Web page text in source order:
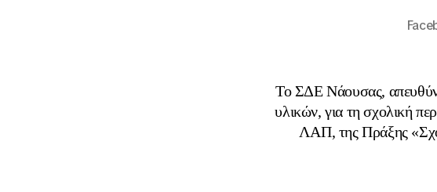
Το ΣΔΕ Νάουσας,
υλικών, για τη σχολική
ΛΑΠ, της Πράξης